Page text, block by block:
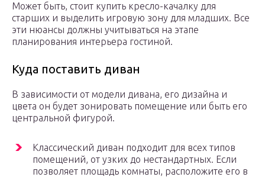
Может быть, стоит купить кресло-качалку для
старших и выделить игровую зону для младших. Все
эти нюансы должны учитываться на этапе
планирования интерьера гостиной.
Куда поставить диван
В зависимости от модели дивана, его дизайна и
цвета он будет зонировать помещение или быть его
центральной фигурой.
Классический диван подходит для всех типов
помещений, от узких до нестандартных. Если
позволяет площадь комнаты, расположите его в